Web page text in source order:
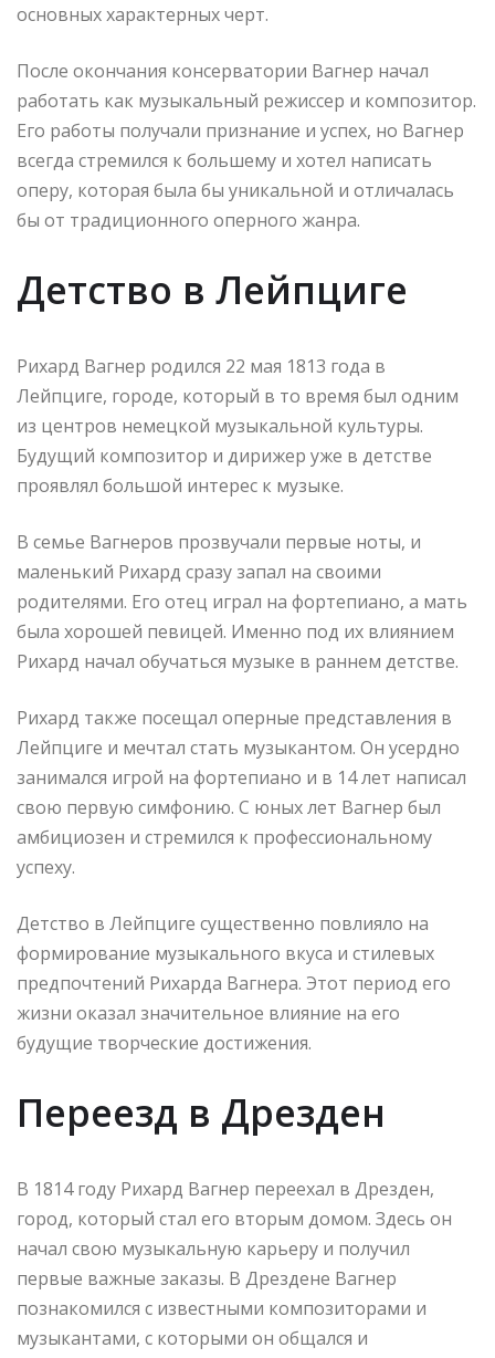
основных характерных черт.
После окончания консерватории Вагнер начал
работать как музыкальный режиссер и композитор.
Его работы получали признание и успех, но Вагнер
всегда стремился к большему и хотел написать
оперу, которая была бы уникальной и отличалась
бы от традиционного оперного жанра.
Детство в Лейпциге
Рихард Вагнер родился 22 мая 1813 года в
Лейпциге, городе, который в то время был одним
из центров немецкой музыкальной культуры.
Будущий композитор и дирижер уже в детстве
проявлял большой интерес к музыке.
В семье Вагнеров прозвучали первые ноты, и
маленький Рихард сразу запал на своими
родителями. Его отец играл на фортепиано, а мать
была хорошей певицей. Именно под их влиянием
Рихард начал обучаться музыке в раннем детстве.
Рихард также посещал оперные представления в
Лейпциге и мечтал стать музыкантом. Он усердно
занимался игрой на фортепиано и в 14 лет написал
свою первую симфонию. С юных лет Вагнер был
амбициозен и стремился к профессиональному
успеху.
Детство в Лейпциге существенно повлияло на
формирование музыкального вкуса и стилевых
предпочтений Рихарда Вагнера. Этот период его
жизни оказал значительное влияние на его
будущие творческие достижения.
Переезд в Дрезден
В 1814 году Рихард Вагнер переехал в Дрезден,
город, который стал его вторым домом. Здесь он
начал свою музыкальную карьеру и получил
первые важные заказы. В Дрездене Вагнер
познакомился с известными композиторами и
музыкантами, с которыми он общался и